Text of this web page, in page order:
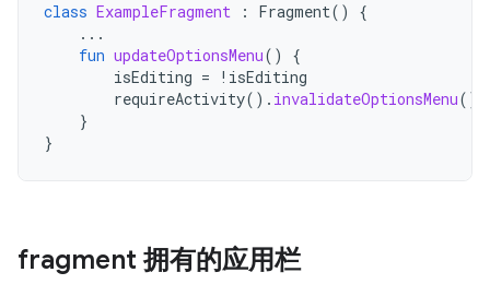
class ExampleFragment : Fragment()
{
...
fun updateOptionsMenu()
{
isEditing = ! isEditing
requireActivity(). invalidateOptionsMenu()
}
}
fragment 拥有的应用栏